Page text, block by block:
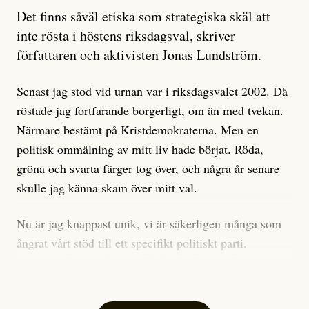
Artikeln undersöker inte, som ETC påstår, ”vad som
är sant, vad som är rykten”, utan den bidrar bara till
ännu mer ryktesspridning. Det finns inte ett enda bevis
misstänkta personen är en infiltratör. Det som läsaren
får veta är att personen har ändrat sina politiska åsikter
under åren, att den har raderat tidigare innehåll på sina
sociala medier, att artikelns författare inte förstår sig
på personens ekonomi och att det tydligen finns
anonyma röster inom rörelsen som säger saker som
anses vara anledningar att titta närmare på personen,
men ingenting av detta är tillräckligt för att hänga ut
inom palestinarörelsen.
Det finns såväl etiska som strategiska skäl att
inte rösta i höstens riksdagsval, skriver
författaren och aktivisten Jonas Lundström.
Senast jag stod vid urnan var i riksdagsvalet 2002. Då
röstade jag fortfarande borgerligt, om än med tvekan.
Närmare bestämt på Kristdemokraterna. Men en
politisk ommålning av mitt liv hade börjat. Röda,
gröna och svarta färger tog över, och några år senare
skulle jag känna skam över mitt val.
Nu är jag knappast unik, vi är säkerligen många som
ångrat vårt stöd till ett specifikt politiskt parti.